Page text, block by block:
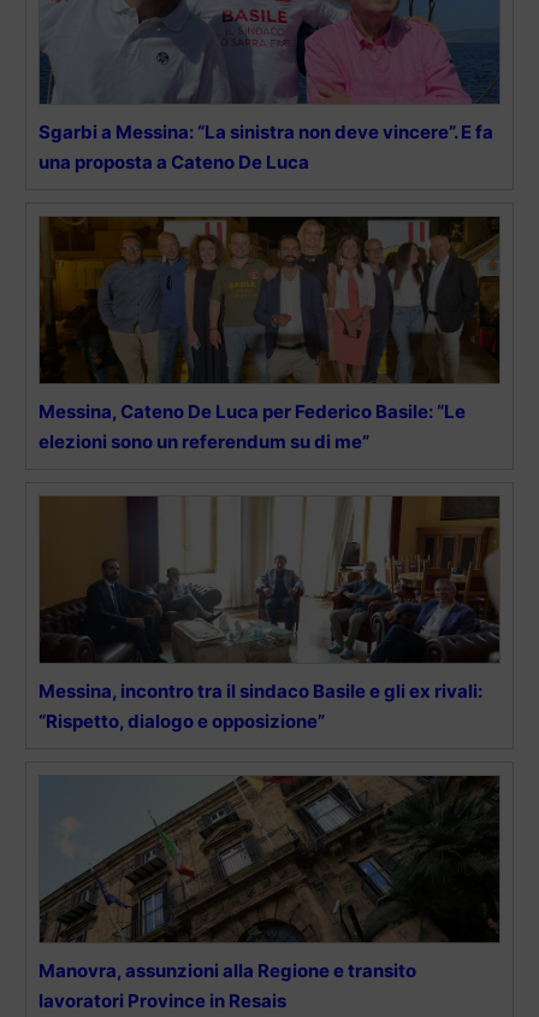
Sgarbi a Messina: “La sinistra non deve vincere”. E fa
una proposta a Cateno De Luca
Messina, Cateno De Luca per Federico Basile: “Le
elezioni sono un referendum su di me”
Messina, incontro tra il sindaco Basile e gli ex rivali:
“Rispetto, dialogo e opposizione”
Manovra, assunzioni alla Regione e transito
lavoratori Province in Resais